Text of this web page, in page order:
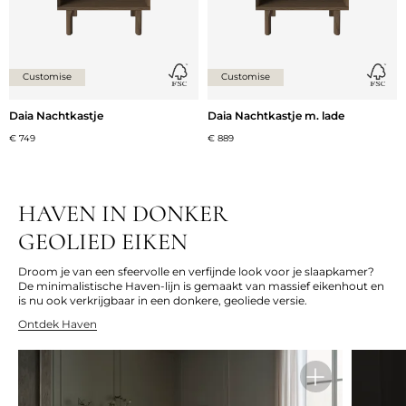
Customise
Daia Nachtkastje
€ 749
Customise
Daia Nachtkastje m. lade
€ 889
HAVEN IN DONKER
GEOLIED EIKEN
Droom je van een sfeervolle en verfijnde look voor je slaapkamer?
De minimalistische Haven-lijn is gemaakt van massief eikenhout en
is nu ook verkrijgbaar in een donkere, geoliede versie.
Ontdek Haven